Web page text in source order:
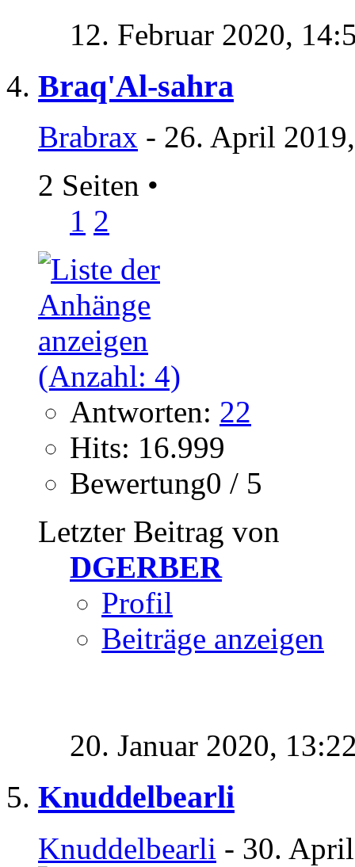
12. Februar 2020,
Braq'Al-sahra
Brabrax - 26. April
2 Seiten •
1 2
Antworten: 22
Hits: 16.999
Bewertung0 / 5
Letzter Beitrag von
DGERBER
Profil
Beiträge anzeigen
20. Januar 2020,
Knuddelbearli
Knuddelbearli - 30.